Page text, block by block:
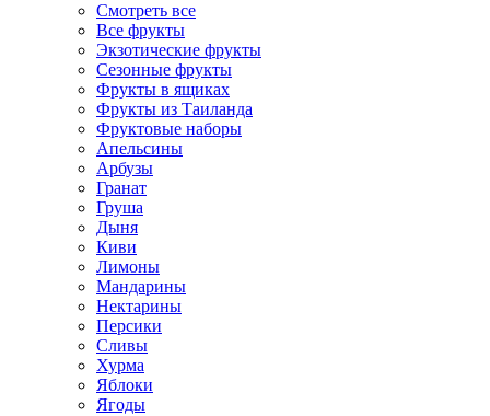
Смотреть все
Все фрукты
Экзотические фрукты
Сезонные фрукты
Фрукты в ящиках
Фрукты из Таиланда
Фруктовые наборы
Апельсины
Арбузы
Гранат
Груша
Дыня
Киви
Лимоны
Мандарины
Нектарины
Персики
Сливы
Хурма
Яблоки
Ягоды